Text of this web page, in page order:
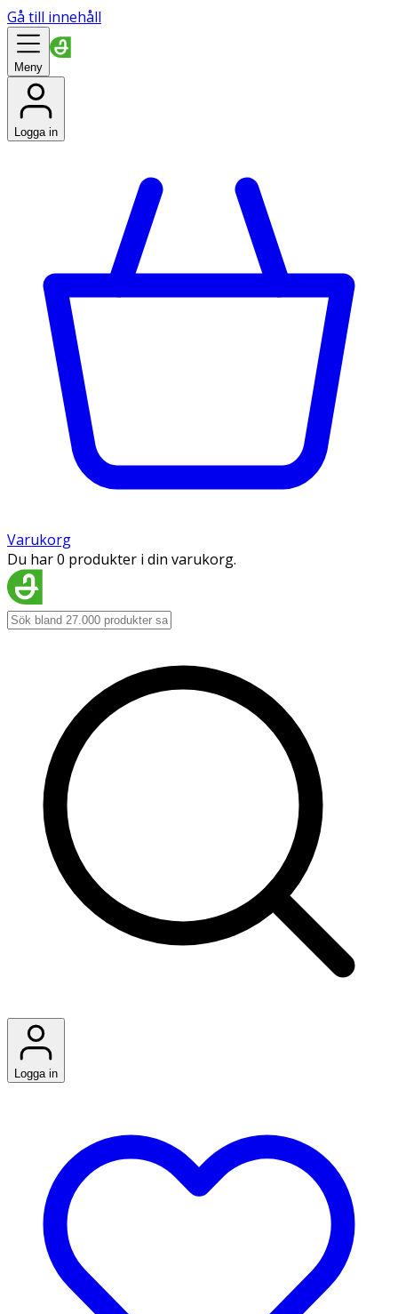
Gå till innehåll
Meny
Logga in
Varukorg
Du har 0 produkter i din varukorg.
Logga in